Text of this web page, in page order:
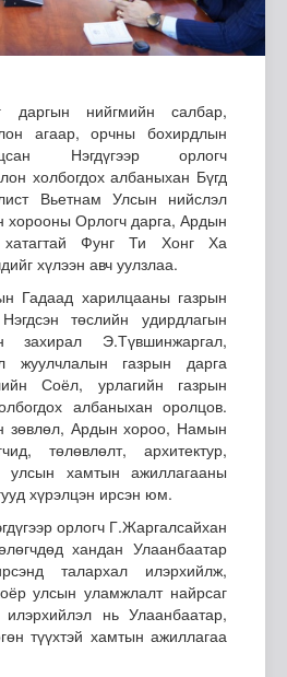
даргын нийгмийн салбар,
агаар, орчны бохирдлын
Нэгдүгээр орлогч
холбогдох албаныхан Бүгд
Вьетнам Улсын нийслэл
Орлогч дарга, Ардын
хатагтай Фунг Ти Хонг Ха
хүлээн авч уулзлаа.
Гадаад харилцааны газрын
төслийн удирдлагын
захирал Э.Түвшинжаргал,
жуулчлалын газрын дарга
Соёл, урлагийн газрын
албаныхан оролцов.
зөвлөл, Ардын хороо, Намын
төлөвлөлт, архитектур,
улсын хамтын ажиллагааны
хүрэлцэн ирсэн юм.
орлогч Г.Жаргалсайхан
хандан Улаанбаатар
талархал илэрхийлж,
улсын уламжлалт найрсаг
нь Улаанбаатар,
түүхтэй хамтын ажиллагаа